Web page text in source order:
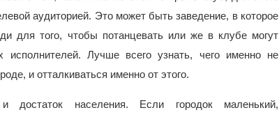
аудиторией. Это может быть заведение, в которое
для того, чтобы потанцевать или же в клубе могут
исполнителей. Лучше всего узнать, чего именно не
и отталкиваться именно от этого.
достаток населения. Если городок маленький,